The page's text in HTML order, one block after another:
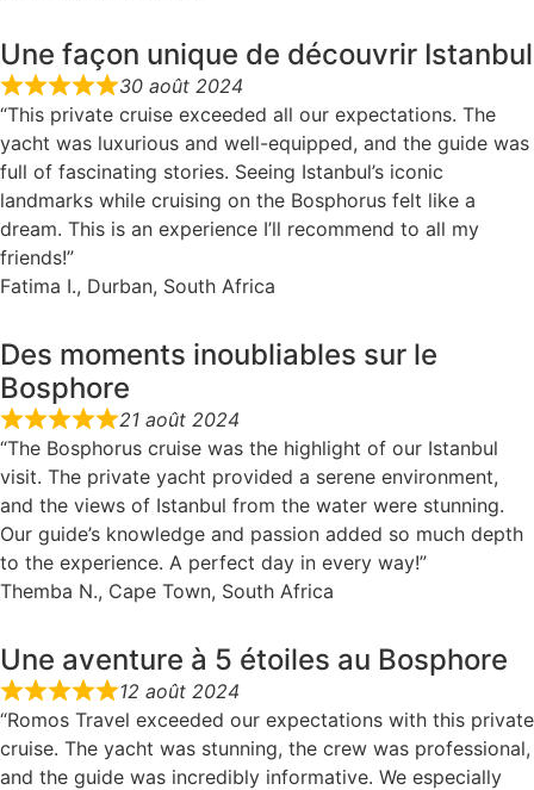
Une façon unique de découvrir Istanbul
30 août 2024
“This private cruise exceeded all our expectations. The
yacht was luxurious and well-equipped, and the guide was
full of fascinating stories. Seeing Istanbul’s iconic
landmarks while cruising on the Bosphorus felt like a
dream. This is an experience I’ll recommend to all my
friends!”
Fatima I., Durban, South Africa
Des moments inoubliables sur le
Bosphore
21 août 2024
“The Bosphorus cruise was the highlight of our Istanbul
visit. The private yacht provided a serene environment,
and the views of Istanbul from the water were stunning.
Our guide’s knowledge and passion added so much depth
to the experience. A perfect day in every way!”
Themba N., Cape Town, South Africa
Une aventure à 5 étoiles au Bosphore
12 août 2024
“Romos Travel exceeded our expectations with this private
cruise. The yacht was stunning, the crew was professional,
and the guide was incredibly informative. We especially